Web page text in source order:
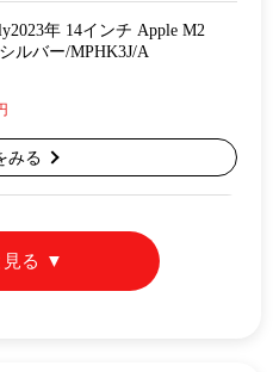
年 14インチ Apple M2
ルバー/MPHK3J/A
みる
見る